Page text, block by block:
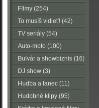
(56)Filmy (254)
To musíš vidieť! (42)
TV seriály (54)
Auto-moto (100)
Bulvár a showbiznis (16)
DJ show (3)
Hudba a tanec (11)
Hudobné klipy (95)